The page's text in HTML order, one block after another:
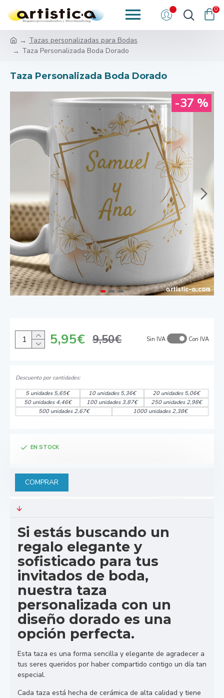
0
Tazas personalizadas para Bodas
Taza Personalizada Boda Dorado
Taza Personalizada Boda Dorado
-37 %
EN STOCK
5,95€ 9,50€ Sin IVA Con IVA
5 unidades 5,65€ 10 unidades 5,36€
20 unidades 5,06€
50 unidades 4,46€
100 unidades 3,87€
250 unidades 2,98€
500 unidades 2,67€
1000 unidades 2,38€
COMPRAR
Si estás buscando un
regalo elegante y
sofisticado para tus
invitados de boda,
nuestra taza
personalizada con un
diseño dorado es una
opción perfecta.
Esta taza es una forma sencilla y elegante de agradecer a
tus seres queridos por haber compartido contigo un día tan
especial.
Cada taza está hecha de cerámica de alta calidad y tiene